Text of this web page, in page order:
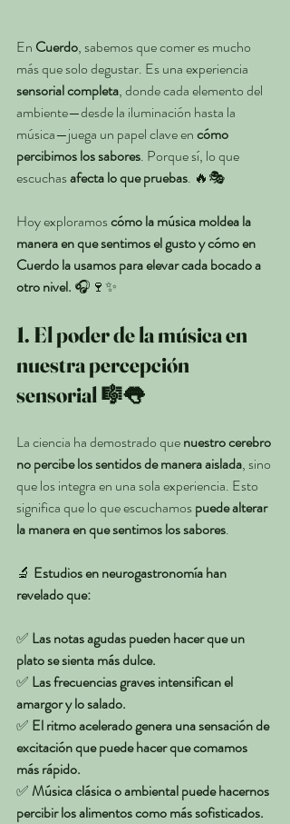
En Cuerdo, sabemos que comer es mucho
más que solo degustar. Es una experiencia
sensorial completa, donde cada elemento del
ambiente—desde la iluminación hasta la
música—juega un papel clave en cómo
percibimos los sabores. Porque sí, lo que
escuchas afecta lo que pruebas. 🔥🎭
Hoy exploramos cómo la música moldea la
manera en que sentimos el gusto y cómo en
Cuerdo la usamos para elevar cada bocado a
otro nivel. 🎧🍷✨
1. El poder de la música en
nuestra percepción
sensorial 🎼👅
La ciencia ha demostrado que nuestro cerebro
no percibe los sentidos de manera aislada, sino
que los integra en una sola experiencia. Esto
significa que lo que escuchamos puede alterar
la manera en que sentimos los sabores.
🔬 Estudios en neurogastronomía han
revelado que:
✅ Las notas agudas pueden hacer que un
plato se sienta más dulce.
✅ Las frecuencias graves intensifican el
amargor y lo salado.
✅ El ritmo acelerado genera una sensación de
excitación que puede hacer que comamos
más rápido.
✅ Música clásica o ambiental puede hacernos
percibir los alimentos como más sofisticados.